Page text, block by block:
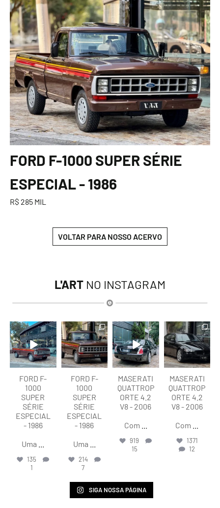
FORD F-1000 SUPER SÉRIE
ESPECIAL - 1986
R$ 285 MIL
VOLTAR PARA NOSSO ACERVO
L'ART NO INSTAGRAM
lart.br
Ago 7
FORD F-
1000
SUPER
SÉRIE
ESPECIAL
- 1986
Uma
135
1
lart.br
Ago 7
FORD F-
1000
SUPER
SÉRIE
ESPECIAL
- 1986
Uma
214
7
lart.br
Ago 6
MASERATI
QUATTROP
ORTE 4.2
V8 - 2006
Com
919
15
lart.br
Ago 6
MASERATI
QUATTROP
ORTE 4.2
V8 - 2006
Com
1371
12
SIGA NOSSA PÁGINA